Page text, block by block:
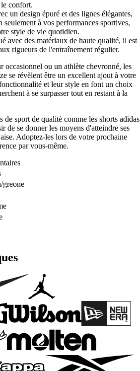
confort.
un design épuré et des lignes élégantes,
seulement à vos performances sportives,
style de vie quotidien.
avec des matériaux de haute qualité, il est
rigueurs de l'entraînement régulier.
occasionnel ou un athlète chevronné, les
se révèlent être un excellent ajout à votre
et leur style en font un choix
à se surpasser tout en restant à la
de sport de qualité comme les shorts adidas
de se donner les moyens d'atteindre ses
Adoptez-les lors de votre prochaine
par vous-même.
greone